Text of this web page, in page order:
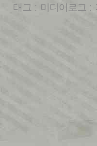
태그 : 미디어로그 :